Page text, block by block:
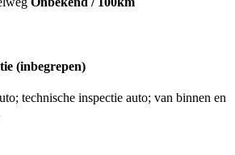
(inbegrepen)
technische inspectie auto; van binnen en